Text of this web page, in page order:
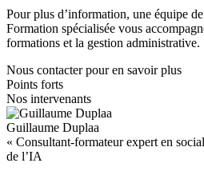
Pour plus d’information, une équipe
Formation spécialisée vous
formations et la gestion administrative.
Nous contacter pour en savoir plus
Points forts
Nos intervenants
Guillaume Duplaa
« Consultant-formateur expert en
de l’IA